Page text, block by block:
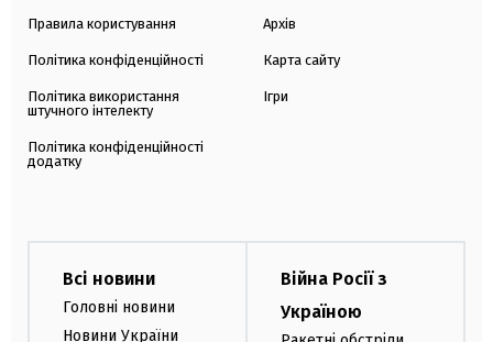
Правила користування
Політика конфіденційності
Політика використання
штучного інтелекту
Політика конфіденційності
додатку
Архів
Карта сайту
Ігри
Всі новини
Головні новини
Новини України
Війна Росії з
Україною